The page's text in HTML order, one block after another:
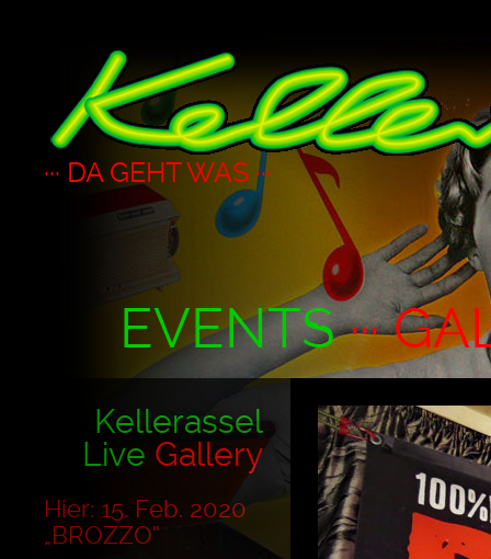
··· DA GEHT WAS ···
EVENTS···
Kellerassel
Live Gallery
Hier: 15. Feb. 2020
„BROZZO“